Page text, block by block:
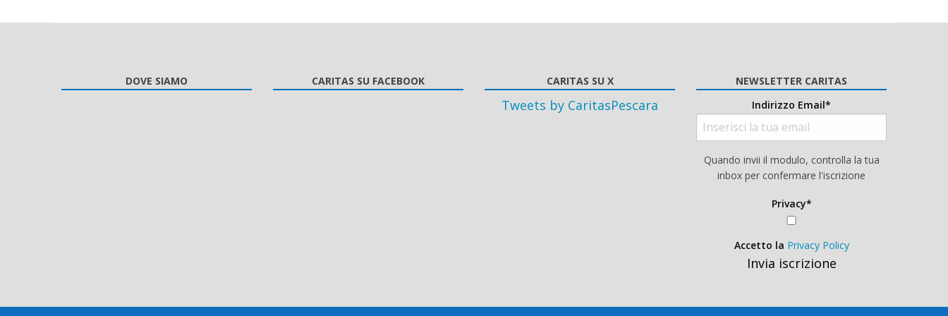
DOVE SIAMO CARITAS SU FACEBOOK CARITAS SU X
Tweets by CaritasPescara
NEWSLETTER CARITAS
Indirizzo Email*
Quando invii il modulo, controlla la tua
inbox per confermare l'iscrizione
Privacy*
Accetto la Privacy Policy
Invia iscrizione